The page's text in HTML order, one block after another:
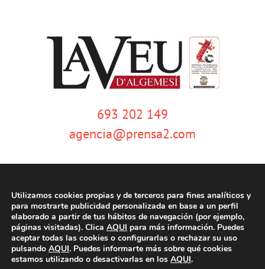
693 202 149
agencia@prensa2.com
© Copyright 2020 | La Veu d'Algemesí | Tots els drets reservats |Aviso
legal |Política de privacidad|Política de cookies | Dissenyat per
tecniwebs
Utilizamos cookies propias y de terceros para fines analíticos y
para mostrarte publicidad personalizada en base a un perfil
elaborado a partir de tus hábitos de navegación (por ejemplo,
páginas visitadas). Clica AQUI para más información. Puedes
aceptar todas las cookies o configurarlas o rechazar su uso
pulsando AQUI. Puedes informarte más sobre qué cookies
estamos utilizando o desactivarlas en los AQUI.